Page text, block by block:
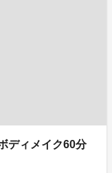
ディメイク60分